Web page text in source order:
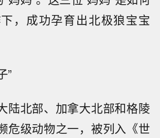
，成功孕育出北极狼宝宝
”
陆北部、加拿大北部和格陵
危级动物之一，被列入《世